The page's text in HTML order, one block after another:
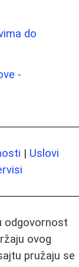
do
-
| Uslovi
odgovornost
ovog
pružaju se